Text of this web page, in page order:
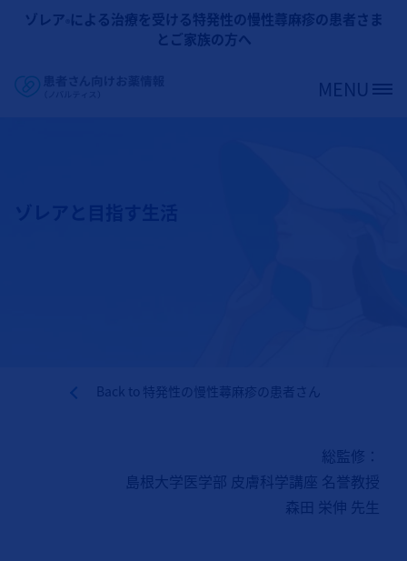
メインコンテンツに移動
ゾレア による治療を受ける特発性の慢性蕁麻疹の患者さま
とご家族の方へ
Site Logo MENU
Back to 特発性の慢性蕁麻疹の患者さん
総監修：
島根大学医学部 皮膚科学講座 名誉教授
森田 栄伸 先生